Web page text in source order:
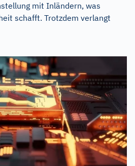
mit Inländern, was
schafft. Trotzdem verlangt